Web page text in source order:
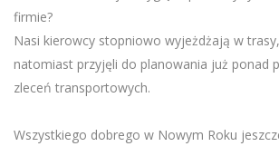
firmie?
Nasi kierowcy stopniowo wyjeżdżają w
natomiast przyjęli do planowania już ponad
zleceń transportowych.
Wszystkiego dobrego w Nowym Roku